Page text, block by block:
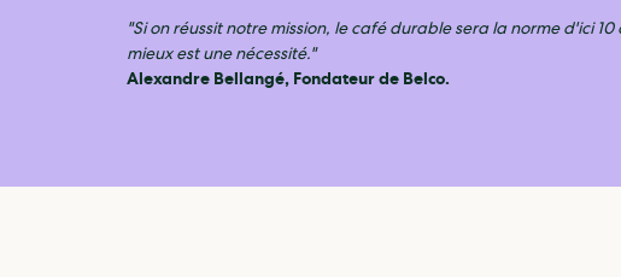
"Si on réussit notre mission, le café durable sera la norme d'ici 10
mieux est une nécessité."
Alexandre Bellangé, Fondateur de Belco.